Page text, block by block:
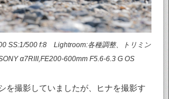
SS:1/500 f:8 Lightroom:各種調整、トリミン
α7RIII,FE200-600mm F5.6-6.3 G OS
を撮影していましたが、ヒナを撮影す